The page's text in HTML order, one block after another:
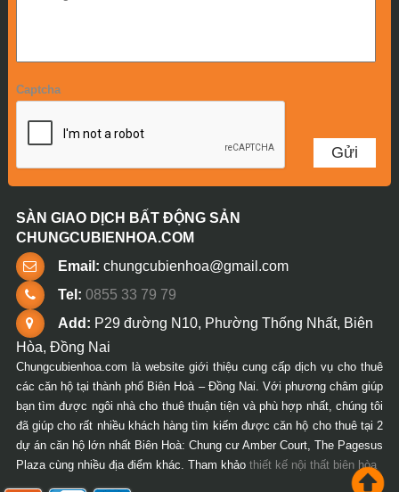
Captcha
SÀN GIAO DỊCH BẤT ĐỘNG SẢN
CHUNGCUBIENHOA.COM
Email: chungcubienhoa@gmail.com
Tel: 0855 33 79 79
Add: P29 đường N10, Phường Thống Nhất, Biên
Hòa, Đồng Nai
Chungcubienhoa.com là website giới thiệu cung cấp dịch vụ cho thuê
các căn hộ tại thành phố Biên Hoà – Đồng Nai. Với phương châm giúp
bạn tìm được ngôi nhà cho thuê thuận tiện và phù hợp nhất, chúng tôi
đã giúp cho rất nhiều khách hàng tìm kiếm được căn hộ cho thuê tại 2
dự án căn hộ lớn nhất Biên Hoà: Chung cư Amber Court, The Pagesus
Plaza cùng nhiều địa điểm khác. Tham khảo thiết kế nội thất biên hòa